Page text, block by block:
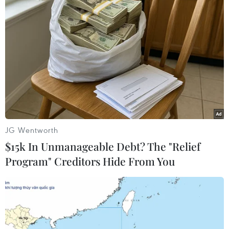
#BÌnh Phước #Hồ đập #Mưa lũ
#Hồ chứa
#Đuối nước
Bình Phước
JG Wentworth
$15k In Unmanageable Debt? The "Relief
Program" Creditors Hide From You